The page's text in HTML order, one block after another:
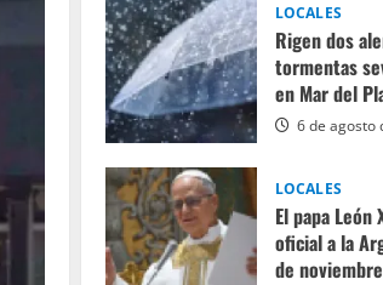
LOCALES
Rigen dos
tormentas
en Mar del
6 de agosto
LOCALES
El papa
oficial a la
de noviembre